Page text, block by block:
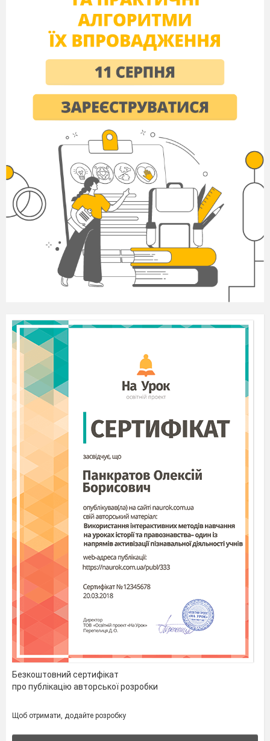
Безкоштовний сертифікат
про публікацію авторської розробки
Щоб отримати, додайте розробку